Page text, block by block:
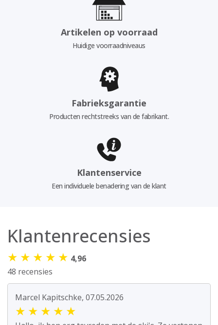
Artikelen op voorraad
Huidige voorraadniveaus
Fabrieksgarantie
Producten rechtstreeks van de fabrikant.
Klantenservice
Een individuele benadering van de klant
Klantenrecensies
★ ★ ★ ★ ★ 4,96
48 recensies
Marcel Kapitschke, 07.05.2026
★ ★ ★ ★ ★